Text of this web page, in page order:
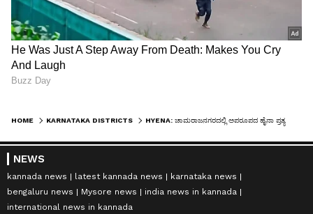
HOME KARNATAKA DISTRICTS
NEWS
kannada news latest kannada news
karnataka news
bengaluru news
Mysore news
india news in kannada
international news in kannada